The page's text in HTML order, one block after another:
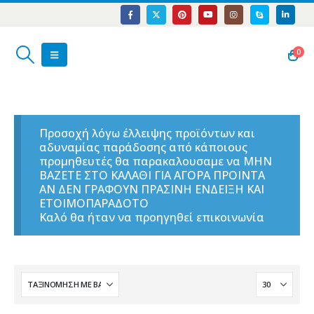
0
Προσοχή λόγω έλλειψης προϊόντων και
αδυναμίας παράδοσης από κάποιους
προμηθευτές θα παρακαλουσαμε να ΜΗΝ
ΒΑΖΕΤΕ ΣΤΟ ΚΑΛΑΘΙ ΓΙΑ ΑΓΟΡΑ ΠΡΟΙΝΤΑ
ΑΝ ΔΕΝ ΓΡΑΦΟΥΝ ΠΡΑΣΙΝΗ ΕΝΔΕΙΞΗ ΚΑΙ
ΕΤΟΙΜΟΠΑΡΑΔΟΤΟ
Καλό θα ήταν να προηγηθεί επικοινωνία